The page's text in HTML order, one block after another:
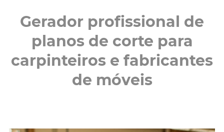
Gerador profissional de
planos de corte para
carpinteiros e fabricantes
de móveis